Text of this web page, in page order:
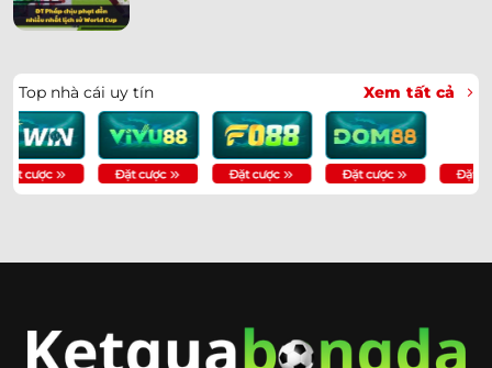
➤ Messi Lập Hat-Trick Lịch Sử Tại World Cup 2026 | 16
Bàn
➤
Soi Kèo CH Séc Vs Nam Phi 23h00 Ngày 18/06 | Chốt
Tỷ Số
➤ Soi Kèo Anh Vs Croatia 03h00 Ngày 18/06 – Chốt Kèo
Ngay
➤
Soi Kèo Hà Lan Vs Nhật Bản 03h00 Ngày 15/06 – Chốt
Top nhà cái uy tín Xem tất cả